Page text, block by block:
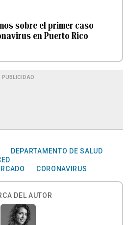
sobre el primer caso
en Puerto Rico
PUBLICIDAD
DEPARTAMENTO DE SALUD
CORONAVIRUS
DEL AUTOR